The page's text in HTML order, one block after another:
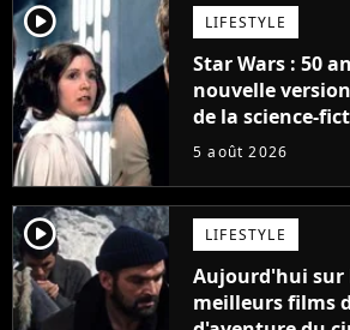
player2 LIFESTYLE
Star Wars : 50
nouvelle
de la science-
mais on ne la
5 août 2026
player2 LIFESTYLE
Aujourd'hui sur
meilleurs films